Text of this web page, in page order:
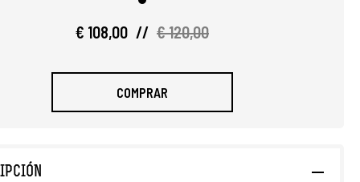
€ 108,00 // € 120,00
COMPRAR